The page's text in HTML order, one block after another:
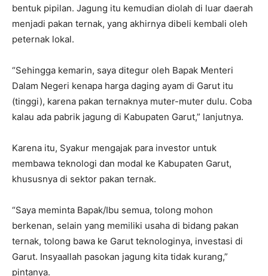
bentuk pipilan. Jagung itu kemudian diolah di luar daerah
menjadi pakan ternak, yang akhirnya dibeli kembali oleh
peternak lokal.
“Sehingga kemarin, saya ditegur oleh Bapak Menteri
Dalam Negeri kenapa harga daging ayam di Garut itu
(tinggi), karena pakan ternaknya muter-muter dulu. Coba
kalau ada pabrik jagung di Kabupaten Garut,” lanjutnya.
Karena itu, Syakur mengajak para investor untuk
membawa teknologi dan modal ke Kabupaten Garut,
khususnya di sektor pakan ternak.
“Saya meminta Bapak/Ibu semua, tolong mohon
berkenan, selain yang memiliki usaha di bidang pakan
ternak, tolong bawa ke Garut teknologinya, investasi di
Garut. Insyaallah pasokan jagung kita tidak kurang,”
pintanya.